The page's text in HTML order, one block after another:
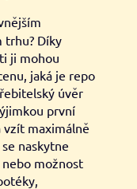
trhu? Díky
ji mohou
jaká je repo
úvěr
první
vzít maximálně
naskytne
možnost